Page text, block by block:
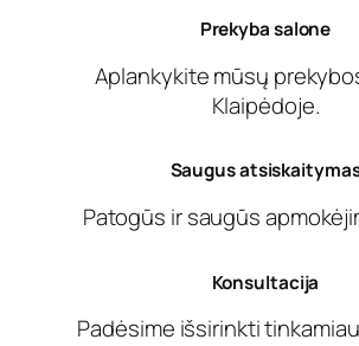
Prekyba salone
Aplankykite mūsų
Klaipėdoje.
Saugus
Patogūs ir saugūs
Konsultacija
Padėsime išsirinkti